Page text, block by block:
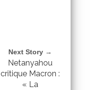
Next Story →
Netanyahou
critique Macron :
« La